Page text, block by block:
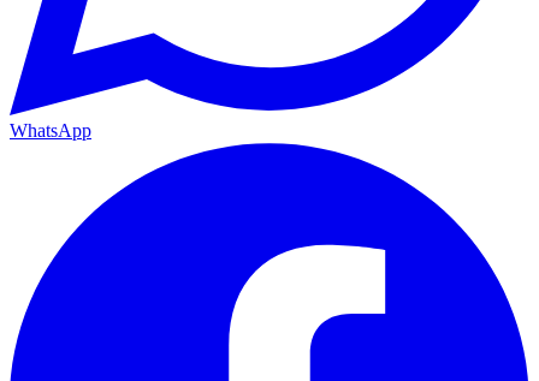
WhatsApp